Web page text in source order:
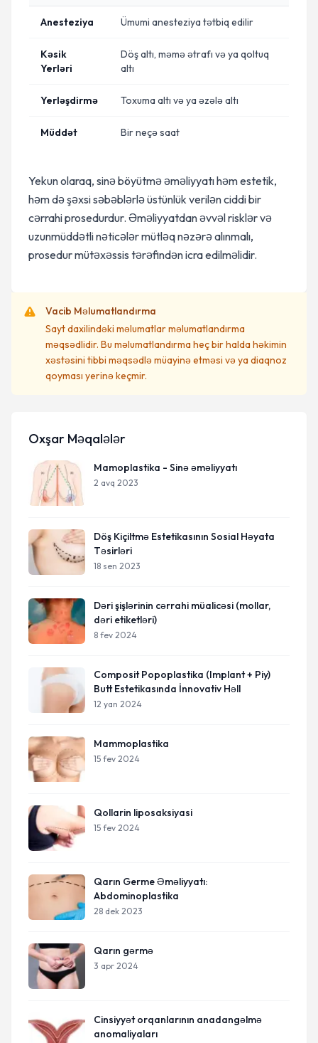
Anesteziya Ümumi anesteziya tətbiq edilir
Kəsik
Yerləri
Döş altı, məmə ətrafı və ya qoltuq
altı
Yerləşdirmə Toxuma altı və ya əzələ altı
Müddət Bir neçə saat
Yekun olaraq, sinə böyütmə əməliyyatı həm estetik,
həm də şəxsi səbəblərlə üstünlük verilən ciddi bir
cərrahi prosedurdur. Əməliyyatdan əvvəl risklər və
uzunmüddətli nəticələr mütləq nəzərə alınmalı,
prosedur mütəxəssis tərəfindən icra edilməlidir.
Vacib Məlumatlandırma
Sayt daxilindəki məlumatlar məlumatlandırma
məqsədlidir. Bu məlumatlandırma heç bir halda həkimin
xəstəsini tibbi məqsədlə müayinə etməsi və ya diaqnoz
qoyması yerinə keçmir.
Oxşar Məqalələr
Mamoplastika - Sinə əməliyyatı
2 avq 2023
Döş Kiçiltmə Estetikasının Sosial Həyata
Təsirləri
18 sen 2023
Dəri şişlərinin cərrahi müalicəsi (mollar,
dəri etiketləri)
8 fev 2024
Composit Popoplastika (Implant + Piy)
Butt Estetikasında İnnovativ Həll
12 yan 2024
Mammoplastika
15 fev 2024
Qollarin liposaksiyasi
15 fev 2024
Qarın Germe Əməliyyatı:
Abdominoplastika
28 dek 2023
Qarın gərmə
3 apr 2024
Cinsiyyət orqanlarının anadangəlmə
anomaliyaları